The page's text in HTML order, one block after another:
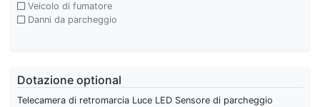
Veicolo di fumatore
Danni da parcheggio
Dotazione optional
Telecamera di retromarcia Luce LED Sensore di parcheggio